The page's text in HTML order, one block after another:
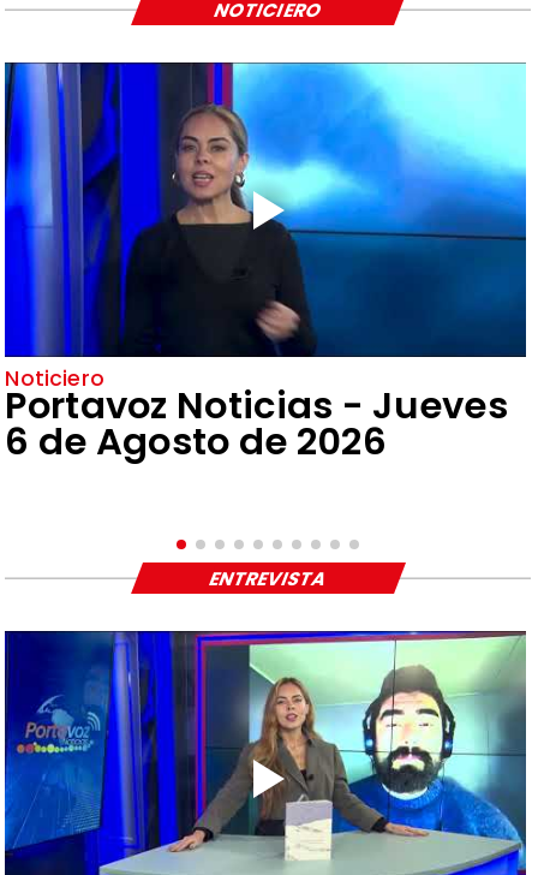
Noticiero
Portavoz Noticias - Jueves
6 de Agosto de 2026
NOTICIERO
ENTREVISTA